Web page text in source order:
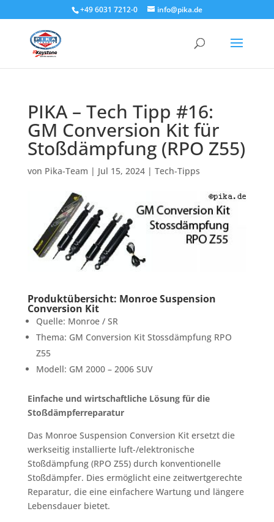
+49 6031 7212-0 info@pika.de
PIKA – Tech Tipp #16:
GM Conversion Kit für
Stoßdämpfung (RPO Z55)
von Pika-Team | Jul 15, 2024| Tech-Tipps
Produktübersicht: Monroe Suspension
Conversion Kit
Quelle: Monroe / SR
Thema: GM Conversion Kit Stossdämpfung RPO
Z55
Modell: GM 2000 – 2006 SUV
Einfache und wirtschaftliche Lösung für die
Stoßdämpferreparatur
Das Monroe Suspension Conversion Kit ersetzt die
werkseitig installierte luft-/elektronische
Stoßdämpfung (RPO Z55) durch konventionelle
Stoßdämpfer. Dies ermöglicht eine zeitwertgerechte
Reparatur, die eine einfachere Wartung und längere
Lebensdauer bietet.